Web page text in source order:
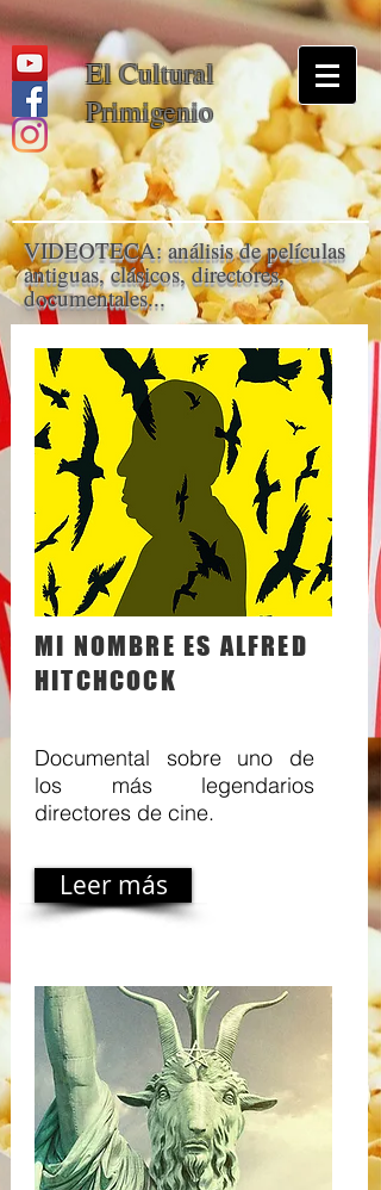
El Cultural
Primigenio
VIDEOTECA: análisis de películas
antiguas, clásicos, directores,
documentales...
MI NOMBRE ES ALFRED
HITCHCOCK
Documental sobre uno de
los más legendarios
directores de cine.
Leer más